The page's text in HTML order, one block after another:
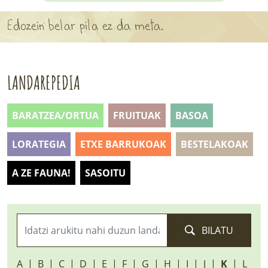
APARTEN MAPA
LURRERAKO BIDE LAGUN
BIZI BARATZEA LIBURUA
SENDABELARRAK
ETXEKO LANDAREAK
LANDAREPEDIA
ALBISTEAK
Edozein belar pila ez da meta.
LANDAREPEDIA
BARATZEA/ORTUA FRUITUAK BASOA
LORATEGIA ETXE BARRUKOAK BESTELAKOAK
A ZE FAUNA! SASOITU
BILATU
A B C D E F G H I J K
L